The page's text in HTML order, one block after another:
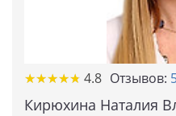
★★★★★
★★★★★ 4.8 Отзывов:
Кирюхина Наталия